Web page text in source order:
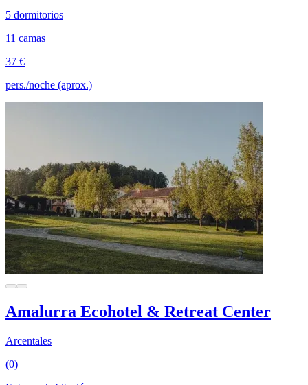
5 dormitorios
11 camas
37 €
pers./noche (aprox.)
Amalurra Ecohotel & Retreat Center
Arcentales
(0)